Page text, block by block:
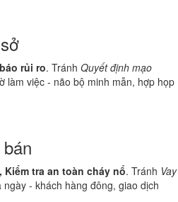
rủi ro. Tránh Quyết định mạo
làm việc - não bộ minh mẫn, hợp họp
Kiểm tra an toàn cháy nổ. Tránh Vay
- khách hàng đông, giao dịch